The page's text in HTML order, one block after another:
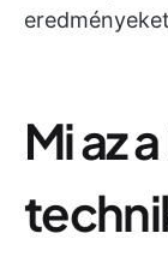
Mi az